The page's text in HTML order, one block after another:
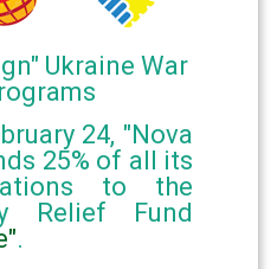
Ukraine War
24, "Nova
25% of all its
to the
Relief Fund
.